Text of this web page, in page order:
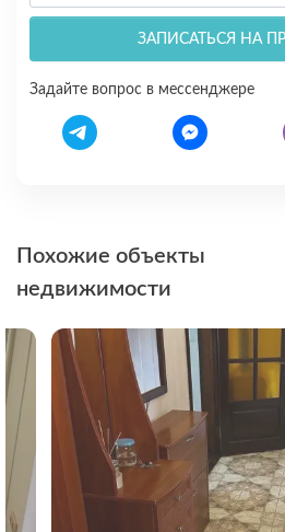
ЗАПИСАТЬСЯ НА
Задайте вопрос в мессенджере
Похожие объекты
недвижимости